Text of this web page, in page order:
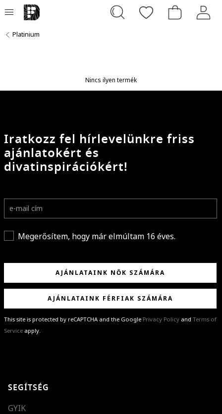
Platinium
Nincs ilyen termék
Iratkozz fel hírlevelünkre friss
ajánlatokért és
divatinspirációkért!
Megerősítem, hogy már elmúltam 16 éves.
AJÁNLATAINK NŐK SZÁMÁRA
AJÁNLATAINK FÉRFIAK SZÁMÁRA
This site is protected by reCAPTCHA and the Google Privacy Policy and Terms of
Service apply.
különleges ajánlatainkat és stílustippjeinket!
SEGÍTSÉG
GYIK